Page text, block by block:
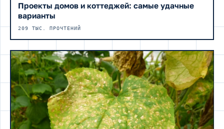
Проекты домов и коттеджей: самые удачные
варианты
209 ТЫС. ПРОЧТЕНИЙ